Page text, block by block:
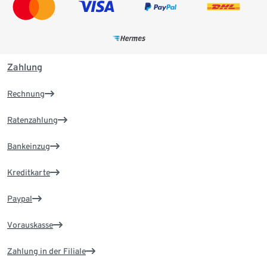
Zahlung
Rechnung
Ratenzahlung
Bankeinzug
Kreditkarte
Paypal
Vorauskasse
Zahlung in der Filiale